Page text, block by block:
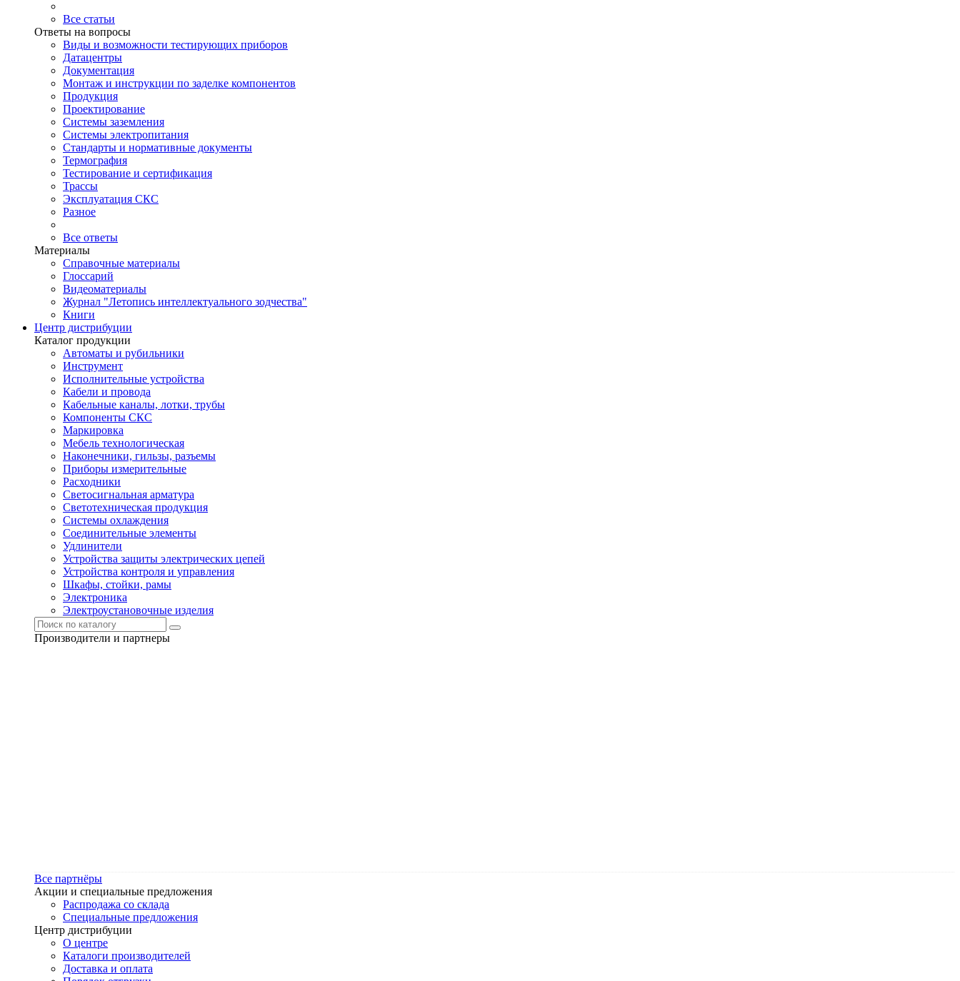
Все статьи
Ответы на вопросы
Виды и возможности тестирующих приборов
Датацентры
Документация
Монтаж и инструкции по заделке компонентов
Продукция
Проектирование
Системы заземления
Системы электропитания
Стандарты и нормативные документы
Термография
Тестирование и сертификация
Трассы
Эксплуатация СКС
Разное
Все ответы
Материалы
Справочные материалы
Глоссарий
Видеоматериалы
Журнал "Летопись интеллектуального зодчества"
Книги
Центр дистрибуции
Каталог продукции
Автоматы и рубильники
Инструмент
Исполнительные устройства
Кабели и провода
Кабельные каналы, лотки, трубы
Компоненты СКС
Маркировка
Мебель технологическая
Наконечники, гильзы, разъемы
Приборы измерительные
Расходники
Светосигнальная арматура
Светотехническая продукция
Системы охлаждения
Соединительные элементы
Удлинители
Устройства защиты электрических цепей
Устройства контроля и управления
Шкафы, стойки, рамы
Электроника
Электроустановочные изделия
Производители и партнеры
Все партнёры
Акции и специальные предложения
Распродажа со склада
Специальные предложения
Центр дистрибуции
О центре
Каталоги производителей
Доставка и оплата